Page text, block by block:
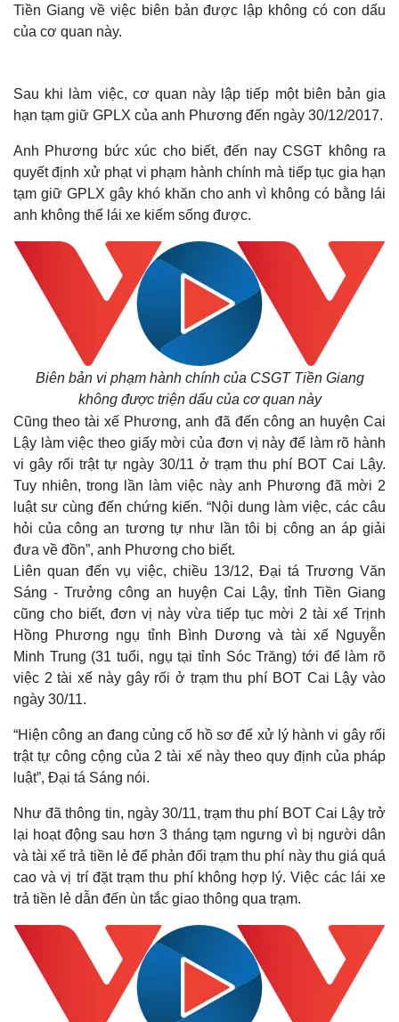
Thế giới
Quan sát
Cuộc sống đó đây
Hồ sơ
Multimedia
Video
Ảnh
E-Magazine
Infographic
Tiền Giang về việc biên bản được lập không có con dấu
của cơ quan này.
Sau khi làm việc, cơ quan này lập tiếp một biên bản gia
hạn tạm giữ GPLX của anh Phương đến ngày 30/12/2017.
Anh Phương bức xúc cho biết, đến nay CSGT không ra
quyết định xử phạt vi phạm hành chính mà tiếp tục gia hạn
tạm giữ GPLX gây khó khăn cho anh vì không có bằng lái
anh không thể lái xe kiếm sống được.
Biên bản vi phạm hành chính của CSGT Tiền Giang
không được triện dấu của cơ quan này
Cũng theo tài xế Phương, anh đã đến công an huyện Cai
Lậy làm việc theo giấy mời của đơn vị này để làm rõ hành
vi gây rối trật tự ngày 30/11 ở trạm thu phí BOT Cai Lậy.
Tuy nhiên, trong lần làm việc này anh Phương đã mời 2
luật sư cùng đến chứng kiến. “Nội dung làm việc, các câu
hỏi của công an tương tự như lần tôi bị công an áp giải
đưa về đồn”, anh Phương cho biết.
Liên quan đến vụ việc, chiều 13/12, Đại tá Trương Văn
Sáng - Trưởng công an huyện Cai Lậy, tỉnh Tiền Giang
cũng cho biết, đơn vị này vừa tiếp tục mời 2 tài xế Trịnh
Hồng Phương ngụ tỉnh Bình Dương và tài xế Nguyễn
Minh Trung (31 tuổi, ngụ tại tỉnh Sóc Trăng) tới để làm rõ
việc 2 tài xế này gây rối ở trạm thu phí BOT Cai Lậy vào
ngày 30/11.
“Hiện công an đang củng cố hồ sơ để xử lý hành vi gây rối
trật tự công cộng của 2 tài xế này theo quy định của pháp
luật”, Đại tá Sáng nói.
Như đã thông tin, ngày 30/11, trạm thu phí BOT Cai Lậy trở
lại hoạt động sau hơn 3 tháng tạm ngưng vì bị người dân
và tài xế trả tiền lẻ để phản đối trạm thu phí này thu giá quá
cao và vị trí đặt trạm thu phí không hợp lý. Việc các lái xe
trả tiền lẻ dẫn đến ùn tắc giao thông qua trạm.